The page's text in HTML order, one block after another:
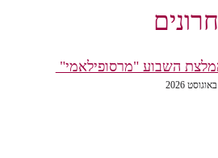
השבוע "מרסופילאמי"